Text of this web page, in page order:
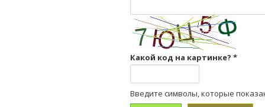
Какой код на картинке? *
Введите символы, которые